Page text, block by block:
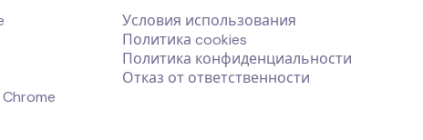
Условия использования
Политика cookies
Политика конфиденциальности
Отказ от ответственности